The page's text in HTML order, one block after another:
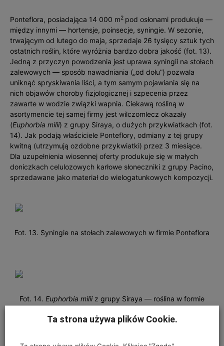
Ponteflora, posiadająca 14 000 m2 pod osłonami produkuje —
między innymi — hortensje, poinsecje, syningie. W sezonie,
trwającym od lutego do maja, sprzedaje 26 tysięcy sztuk tych
ostatnich roślin, które wyróżnia bardzo dobra jakość (fot. 13).
Jedną z przyczyn powodzenia jest uprawa syningii na stołach
zalewowych — sposób nawadniania („od dołu”) pozwala
uniknąć spryskiwania liści, a tym samym pojawiania się na
nich objawów choroby fizjologicznej i szpecenia przez
zawarte w wodzie związki wapnia. Ciekawą rośliną w
asortymencie tej samej firmy jest wilczomlecz okazały
(Euphorbia milii) z grupy Siraya, o dużych przykwiatkach (fot.
14). Jak podają właściciele Ponteflory, odmiany z tej grupy
kwitną (utrzymują ozdobne przykwiatki) przez 3 miesiące.
Dla uzupełnienia wiosennej oferty produkuje się w małych
doniczkach celulozowych karłowe słoneczniki z grupy Pacino,
sprzedawane jako materiał do wielogatunkowych kompozycji.
Fot. 13. Syningie na stołach zalewowych w firmie Ponteflora
Fot. 14. Euphorbia miliiz grupy Siraya — roślina w formie
Ta strona używa plików Cookie.